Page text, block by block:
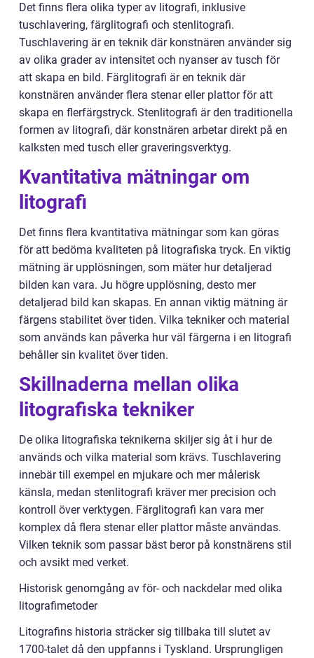
Det finns flera olika typer av litografi, inklusive
tuschlavering, färglitografi och stenlitografi.
Tuschlavering är en teknik där konstnären använder sig
av olika grader av intensitet och nyanser av tusch för
att skapa en bild. Färglitografi är en teknik där
konstnären använder flera stenar eller plattor för att
skapa en flerfärgstryck. Stenlitografi är den traditionella
formen av litografi, där konstnären arbetar direkt på en
kalksten med tusch eller graveringsverktyg.
Kvantitativa mätningar om
litografi
Det finns flera kvantitativa mätningar som kan göras
för att bedöma kvaliteten på litografiska tryck. En viktig
mätning är upplösningen, som mäter hur detaljerad
bilden kan vara. Ju högre upplösning, desto mer
detaljerad bild kan skapas. En annan viktig mätning är
färgens stabilitet över tiden. Vilka tekniker och material
som används kan påverka hur väl färgerna i en litografi
behåller sin kvalitet över tiden.
Skillnaderna mellan olika
litografiska tekniker
De olika litografiska teknikerna skiljer sig åt i hur de
används och vilka material som krävs. Tuschlavering
innebär till exempel en mjukare och mer målerisk
känsla, medan stenlitografi kräver mer precision och
kontroll över verktygen. Färglitografi kan vara mer
komplex då flera stenar eller plattor måste användas.
Vilken teknik som passar bäst beror på konstnärens stil
och avsikt med verket.
Historisk genomgång av för- och nackdelar med olika
litografimetoder
Litografins historia sträcker sig tillbaka till slutet av
1700-talet då den uppfanns i Tyskland. Ursprungligen